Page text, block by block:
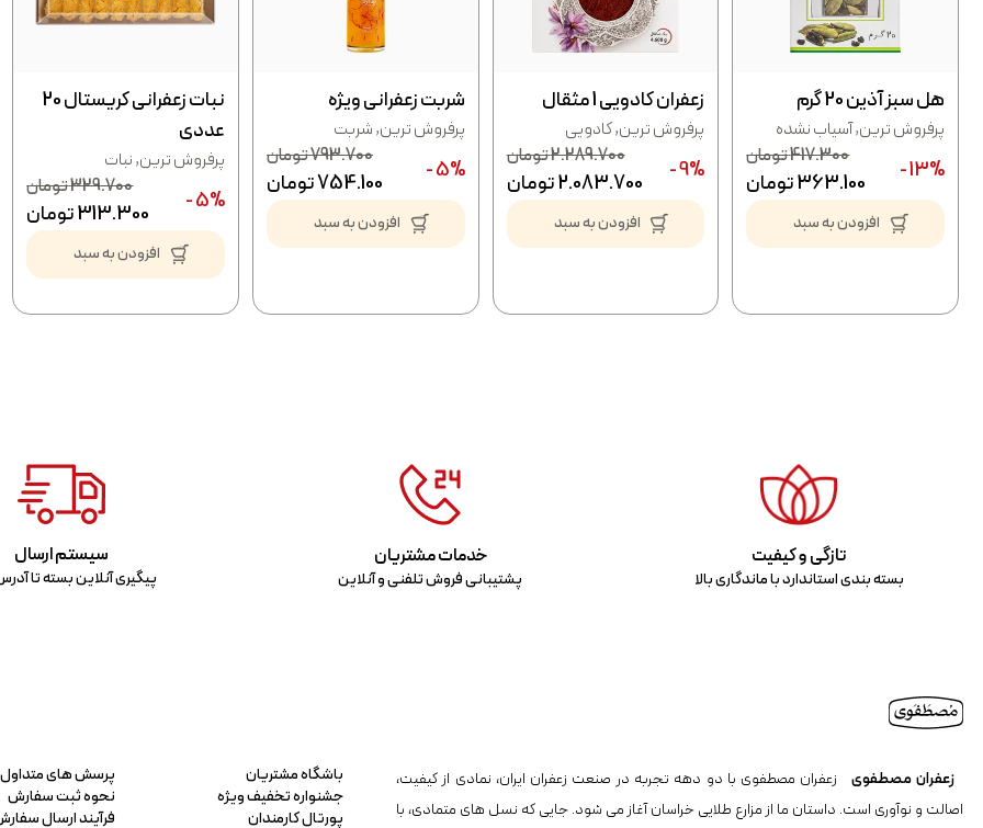
هل سبز آذین 20 گرم
پرفروش ترین,آسیاب نشده
13% -
417.300تومان
363.100تومان
افزودن به سبد
زعفران کادویی 1 مثقال
پرفروش ترین,کادویی
9% -
2.289.700تومان
2.083.700تومان
افزودن به سبد
شربت زعفرانی ویژه
پرفروش ترین,شربت
5% -
793.700تومان
754.100تومان
افزودن به سبد
نبات زعفرانی کریستال 20
عددی
پرفروش ترین,نبات
5% -
329.700تومان
313.300تومان
افزودن به سبد
تازگی و کیفیت
بسته بندی استاندارد با ماندگاری بالا
خدمات مشتریان
پشتیبانی فروش تلفنی و آنلاین
سیستم ارسال
پیگیری آنلاین بسته تا
زعفران مصطفوی
زعفران مصطفوی با دو دهه تجربه در صنعت زعفران ایران، نمادی از کیفیت،
اصالت و نوآوری است. داستان ما از مزارع طلایی خراسان آغاز می شود. جایی که نسل های متمادی، با
باشگاه مشتریان
جشنواره تخفیف ویژه
پورتال کارمندان
پرسش های متداول
نحوه ثبت سفارش
فرآیند ارسال